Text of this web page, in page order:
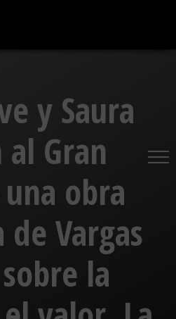
y Saura
Gran
obra
Vargas
la